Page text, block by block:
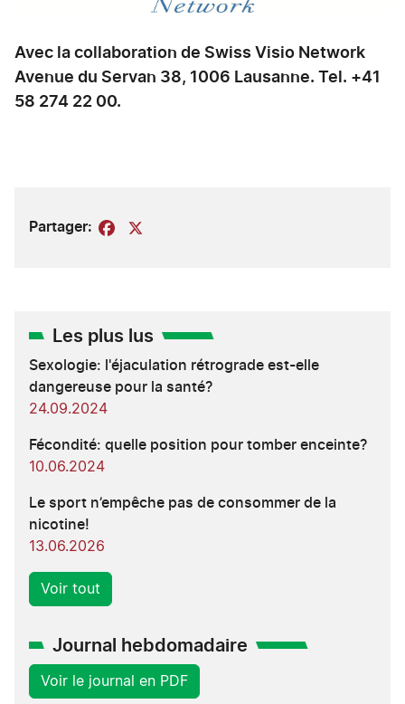
Avec la collaboration de Swiss Visio Network
Avenue du Servan 38, 1006 Lausanne. Tel. +41
58 274 22 00.
Partager: Facebook
Les plus lus
Sexologie: l'éjaculation rétrograde est-elle
dangereuse pour la santé?
24.09.2024
Fécondité: quelle position pour tomber enceinte?
10.06.2024
Le sport n’empêche pas de consommer de la
nicotine!
13.06.2026
Voir tout
Journal hebdomadaire
Voir le journal en PDF